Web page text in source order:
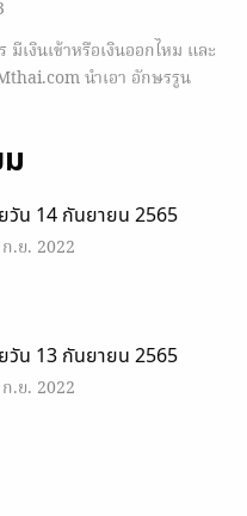
เงินเข้าหรือเงินออกไหม และ
นำเอา อักษรรูน
วัน 14 กันยายน 2565
.ย. 2022
วัน 13 กันยายน 2565
.ย. 2022